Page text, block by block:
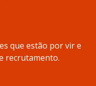
que estão por vir e
recrutamento.